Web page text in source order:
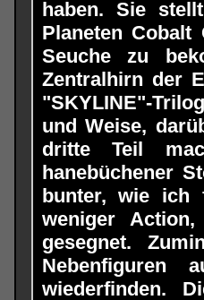
haben. Sie
Planeten
Seuche zu
Zentralhirn der
"SKYLINE"-
und Weise,
dritte Teil
hanebüchener
bunter, wie ich
weniger
gesegnet.
wiederfinden.